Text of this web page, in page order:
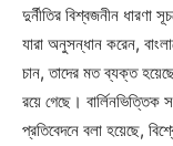
দুর্নীতির বিশ্বজনীন ধারণা
যারা অনুসন্ধান করেন,
চান, তাদের মত ব্যক্ত
রয়ে গেছে। বার্লিনভিত্তিক
প্রতিবেদনে বলা হয়েছে,